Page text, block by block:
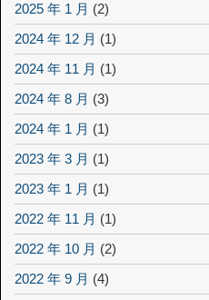
2025 年 1 月 (2)
2024 年 12 月 (1)
2024 年 11 月 (1)
2024 年 8 月 (3)
2024 年 1 月 (1)
2023 年 3 月 (1)
2023 年 1 月 (1)
2022 年 11 月 (1)
2022 年 10 月 (2)
2022 年 9 月 (4)